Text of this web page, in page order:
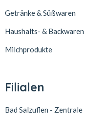
Getränke & Süßwaren
Haushalts- & Backwaren
Milchprodukte
Filialen
Bad Salzuflen - Zentrale